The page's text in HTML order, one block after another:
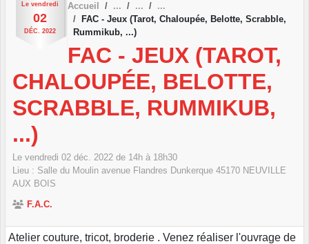
Le vendredi
02
DÉC. 2022
Accueil
FAC - Jeux (Tarot, Chaloupée, Belotte, Scrabble,
Rummikub, ...)
FAC - JEUX (TAROT,
CHALOUPÉE, BELOTTE,
SCRABBLE, RUMMIKUB,
...)
Le vendredi 02 déc. 2022 de 14h à 18h30
Lieu : Salle du Moulin avenue Flandres Dunkerque 45170 NEUVILLE
AUX BOIS
F.A.C.
Atelier couture, tricot, broderie . Venez réaliser l'ouvrage de